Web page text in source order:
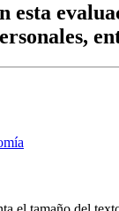
esta